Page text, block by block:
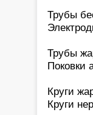
Трубы
Трубы
Поковки
Круги
Круги